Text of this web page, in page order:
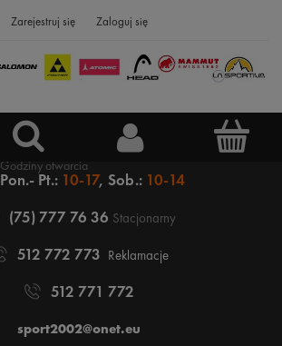
Zarejestruj się Zaloguj się
Pon.- Pt.: 10-17, Sob.: 10-14
(75) 777 76 36 Stacjonarny
512 772 773 Reklamacje
512 771 772
sport2002@onet.eu